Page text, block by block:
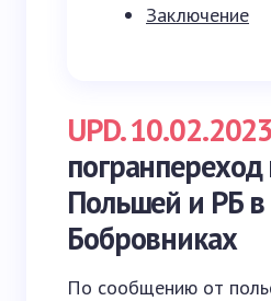
Заключение
UPD. 10.02.2023
Польшей и РБ в
Бобровниках
По сообщению от